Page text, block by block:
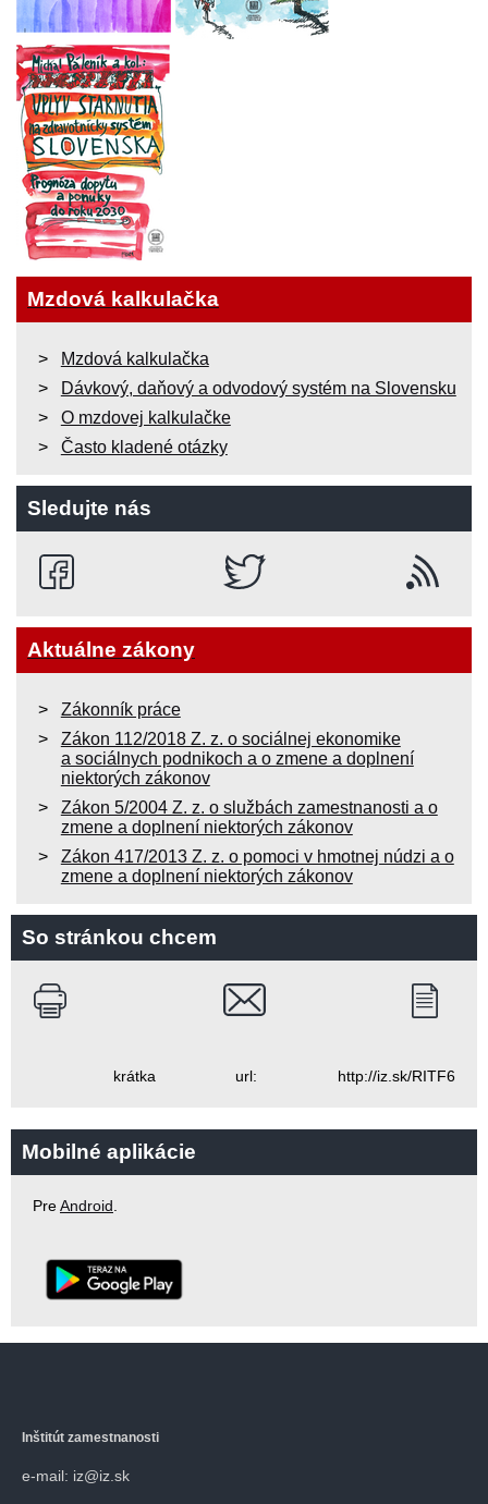
Mzdová kalkulačka
Mzdová kalkulačka
Dávkový, daňový a odvodový systém na Slovensku
O mzdovej kalkulačke
Často kladené otázky
Sledujte nás
Aktuálne zákony
Zákonník práce
Zákon 112/2018 Z. z. o sociálnej ekonomike
a sociálnych podnikoch a o zmene a doplnení
niektorých zákonov
Zákon 5/2004 Z. z. o službách zamestnanosti a o
zmene a doplnení niektorých zákonov
Zákon 417/2013 Z. z. o pomoci v hmotnej núdzi a o
zmene a doplnení niektorých zákonov
So stránkou chcem
PreAndroid.